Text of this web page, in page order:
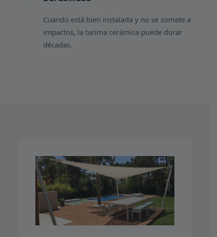
Cuando está bien instalada y no se somete a
impactos, la tarima cerámica puede durar
décadas.